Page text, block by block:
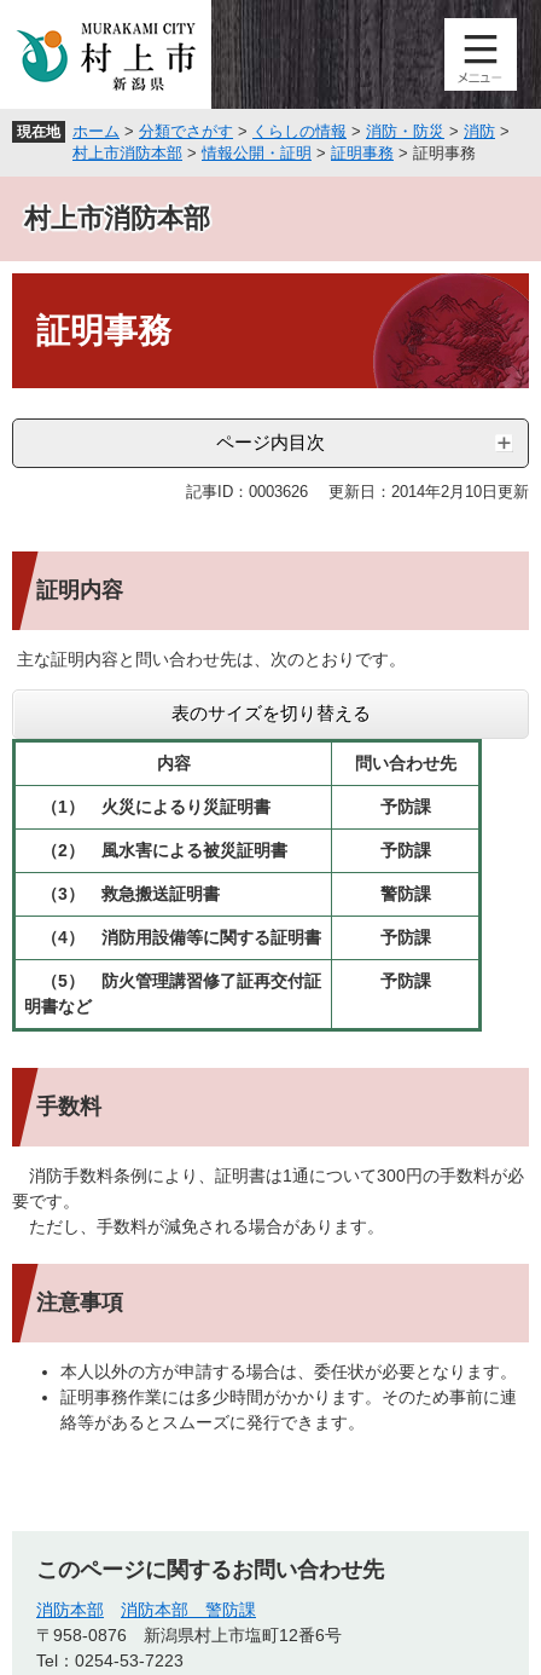
頭
飛
文
現在地 ホーム > 分類でさがす > くらしの情報 > 消防・防災 > 消防 >
村上市消防本部 >情報公開・証明 > 証明事務 > 証明事務
村上市消防本部
証明事務
ページ内目次
記事ID：0003626 更新日：2014年2月10日更新
証明内容
主な証明内容と問い合わせ先は、次のとおりです。
表のサイズを切り替える
内容 問い合わせ先
（1） 火災によるり災証明書 予防課
（2） 風水害による被災証明書 予防課
（3） 救急搬送証明書 警防課
（4） 消防用設備等に関する証明書 予防課
（5） 防火管理講習修了証再交付証
明書など
予防課
手数料
消防手数料条例により、証明書は1通について300円の手数料が必
要です。
ただし、手数料が減免される場合があります。
注意事項
本人以外の方が申請する場合は、委任状が必要となります。
証明事務作業には多少時間がかかります。そのため事前に連
絡等があるとスムーズに発行できます。
このページに関するお問い合わせ先
消防本部
消防本部 警防課
〒958-0876
新潟県村上市塩町12番6号
Tel：0254-53-7223